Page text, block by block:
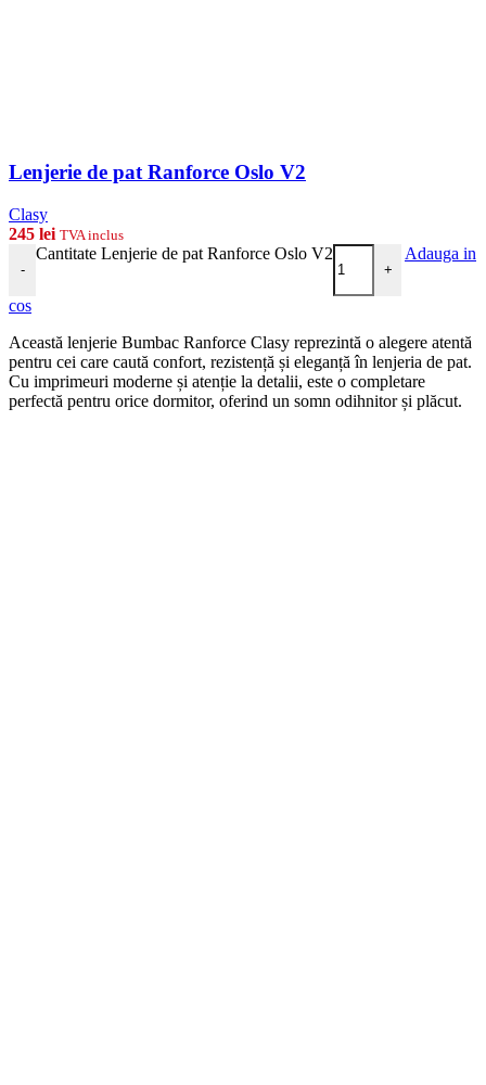
Lenjerie de pat Ranforce Oslo V2
Clasy
245 lei TVA inclus
-
Cantitate Lenjerie de pat Ranforce Oslo V2
+
Adauga in
cos
Această lenjerie Bumbac Ranforce Clasy reprezintă o alegere atentă
pentru cei care caută confort, rezistență și eleganță în lenjeria de pat.
Cu imprimeuri moderne și atenție la detalii, este o completare
perfectă pentru orice dormitor, oferind un somn odihnitor și plăcut.